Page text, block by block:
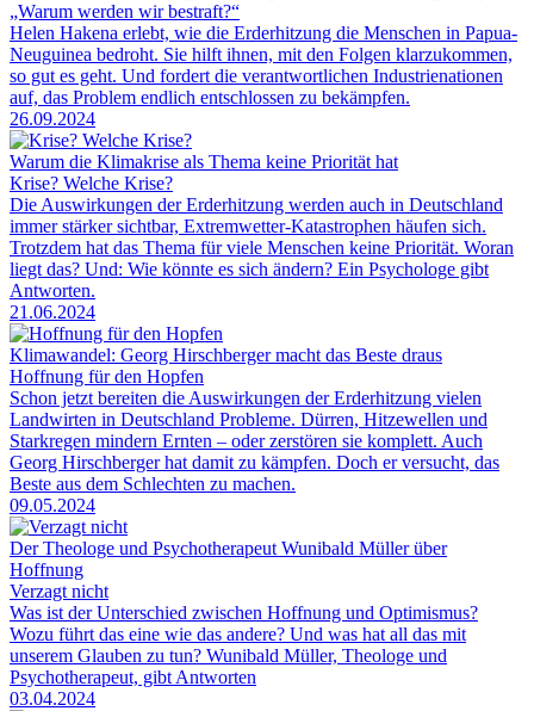
„Warum werden wir bestraft?“
Helen Hakena erlebt, wie die Erderhitzung die Menschen in Papua-
Neuguinea bedroht. Sie hilft ihnen, mit den Folgen klarzukommen,
so gut es geht. Und fordert die verantwortlichen Industrienationen
auf, das Problem endlich entschlossen zu bekämpfen.
26.09.2024
Warum die Klimakrise als Thema keine Priorität hat
Krise? Welche Krise?
Die Auswirkungen der Erderhitzung werden auch in Deutschland
immer stärker sichtbar, Extremwetter-Katastrophen häufen sich.
Trotzdem hat das Thema für viele Menschen keine Priorität. Woran
liegt das? Und: Wie könnte es sich ändern? Ein Psychologe gibt
Antworten.
21.06.2024
Klimawandel: Georg Hirschberger macht das Beste draus
Hoffnung für den Hopfen
Schon jetzt bereiten die Auswirkungen der Erderhitzung vielen
Landwirten in Deutschland Probleme. Dürren, Hitzewellen und
Starkregen mindern Ernten – oder zerstören sie komplett. Auch
Georg Hirschberger hat damit zu kämpfen. Doch er versucht, das
Beste aus dem Schlechten zu machen.
09.05.2024
Der Theologe und Psychotherapeut Wunibald Müller über
Hoffnung
Verzagt nicht
Was ist der Unterschied zwischen Hoffnung und Optimismus?
Wozu führt das eine wie das andere? Und was hat all das mit
unserem Glauben zu tun? Wunibald Müller, Theologe und
Psychotherapeut, gibt Antworten
03.04.2024